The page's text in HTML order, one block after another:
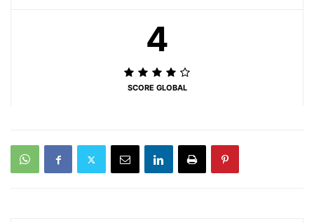
4
SCORE GLOBAL